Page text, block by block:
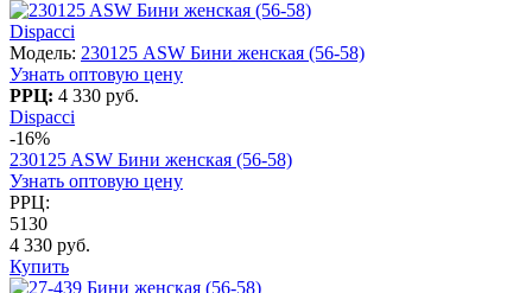
Dispacci
Модель: 230125 ASW Бини женская (56-58)
Узнать оптовую цену
РРЦ: 4 330 руб.
Dispacci
-16%
230125 ASW Бини женская (56-58)
Узнать оптовую цену
РРЦ:
5130
4 330 руб.
Купить